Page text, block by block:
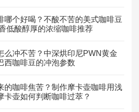
哪个好喝？不酸不苦的美式咖啡豆
低酸醇厚的浓缩咖啡推荐
么冲不苦？中深烘印尼PWN黄金
西咖啡豆的冲泡参数
的咖啡焦苦？制作摩卡壶咖啡用浅
卡壶如何判断咖啡过萃？